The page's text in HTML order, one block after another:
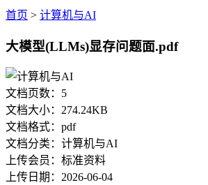
首页 > 计算机与AI
大模型(LLMs)显存问题面.pdf
文档页数： 5
文档大小： 274.24KB
文档格式： pdf
文档分类： 计算机与AI
上传会员： 标准资料
上传日期： 2026-06-04